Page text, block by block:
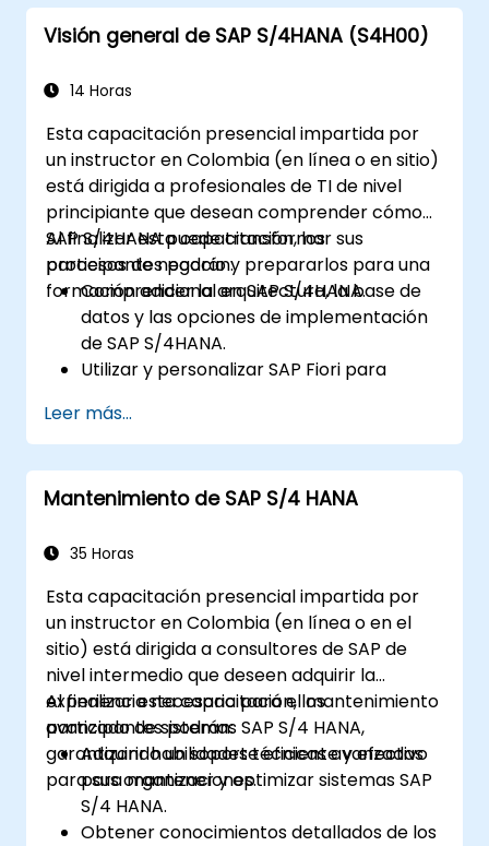
Gestionar los datos maestros
relacionados con la adquisición de
maestros de materiales y proveedores.
suministros, como solicitudes de compra,
órdenes de compra y recepción de
mercancías.
Analizar datos de adquisición de
suministros utilizando aplicaciones SAP
Fiori e indicadores clave de rendimiento
(KPI) relacionados con la adquisición.
Visión general de SAP S/4HANA (S4H00)
14 Horas
Esta capacitación presencial impartida por
un instructor en Colombia (en línea o en sitio)
está dirigida a profesionales de TI de nivel
principiante que desean comprender cómo
SAP S/4HANA puede transformar sus
procesos de negocio y prepararlos para una
formación adicional en SAP S/4HANA.
Al finalizar esta capacitación, los
participantes podrán:
Comprender la arquitectura, la base de
datos y las opciones de implementación
de SAP S/4HANA.
Utilizar y personalizar SAP Fiori para
Identificar mejoras clave en los procesos
de finanzas, logística y otros módulos.
Comprender la integración, el análisis de
datos y las innovaciones futuras para
Leer más...
Mantenimiento de SAP S/4 HANA
35 Horas
Esta capacitación presencial impartida por
un instructor en Colombia (en línea o en el
sitio) está dirigida a consultores de SAP de
nivel intermedio que deseen adquirir la
experiencia necesaria para el mantenimiento
avanzado de sistemas SAP S/4 HANA,
garantizando un soporte eficiente y efectivo
para sus organizaciones.
Al finalizar esta capacitación, los
participantes podrán:
Adquirir habilidades técnicas avanzadas
para mantener y optimizar sistemas SAP
S/4 HANA.
Obtener conocimientos detallados de los